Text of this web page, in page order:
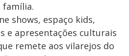
família.
shows, espaço kids,
e apresentações culturais
remete aos vilarejos do